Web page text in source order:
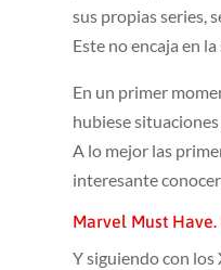
sus propias series,
Este no encaja en
En un primer
hubiese
A lo mejor las
interesante
Marvel Must
Y siguiendo con los